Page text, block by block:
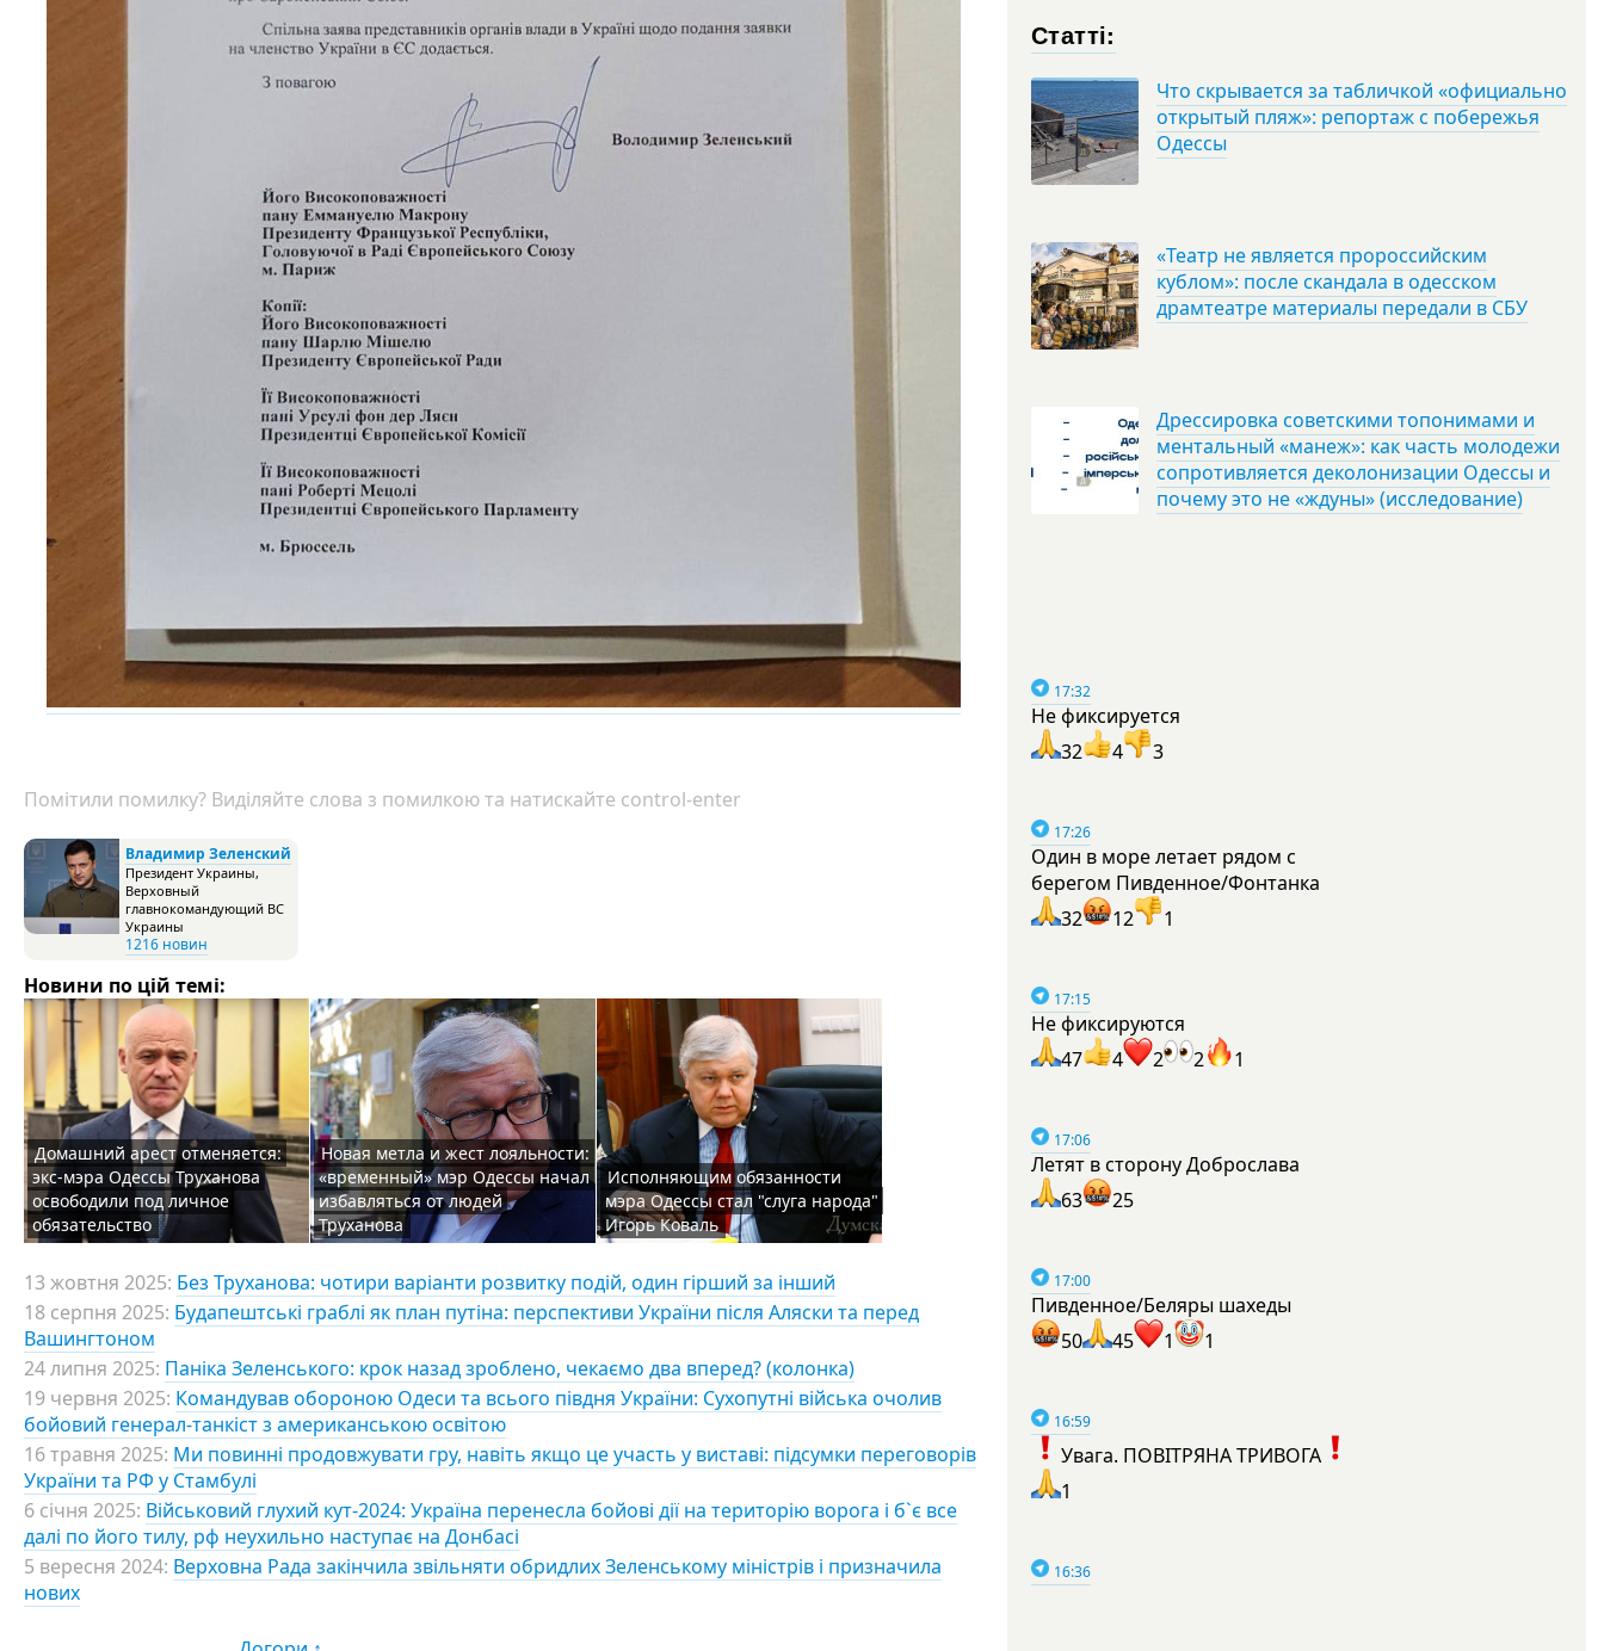
Помітили помилку? Виділяйте слова з помилкою та натискайте control-enter
Владимир Зеленский
Президент Украины,
Верховный
главнокомандующий ВС
Украины
1216 новин
Новини по цій темі:
Домашний арест отменяется:
экс-мэра Одессы Труханова
освободили под личное
обязательство
Новая метла и жест лояльности:
«временный» мэр Одессы начал
избавляться от людей
Труханова
Исполняющим обязанности
мэра Одессы стал "слуга народа"
Игорь Коваль
13 жовтня 2025: Без Труханова: чотири варіанти розвитку подій, один гірший за інший
18 серпня 2025: Будапештські граблі як план путіна: перспективи України після Аляски та перед
Вашингтоном
24 липня 2025: Паніка Зеленського: крок назад зроблено, чекаємо два вперед? (колонка)
19 червня 2025: Командував обороною Одеси та всього півдня України: Сухопутні війська очолив
бойовий генерал-танкіст з американською освітою
16 травня 2025: Ми повинні продовжувати гру, навіть якщо це участь у виставі: підсумки переговорів
України та РФ у Стамбулі
6 січня 2025: Військовий глухий кут-2024: Україна перенесла бойові дії на територію ворога і б`є все
далі по його тилу, рф неухильно наступає на Донбасі
5 вересня 2024: Верховна Рада закінчила звільняти обридлих Зеленському міністрів і призначила
нових
Статті:
Что скрывается за табличкой «официально
открытый пляж»: репортаж с побережья
Одессы
«Театр не является пророссийским
кублом»: после скандала в одесском
драмтеатре материалы передали в СБУ
Дрессировка советскими топонимами и
ментальный «манеж»: как часть молодежи
сопротивляется деколонизации Одессы и
почему это не «ждуны» (исследование)
17:32
Не фиксируется
32
4 3
17:26
Один в море летает рядом с
берегом Пивденное/Фонтанка
32
12 1
17:15
Не фиксируются
47
4 2 2 1
17:06
Летят в сторону Доброслава
63
25
17:00
Пивденное/Беляры шахеды
50
45 1 1
16:59
Увага. ПОВІТРЯНА ТРИВОГА
1
16:36